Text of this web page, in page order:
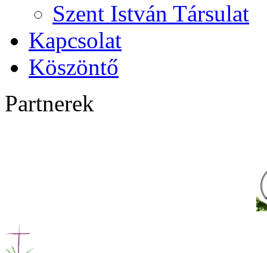
Szent István Társulat
Kapcsolat
Köszöntő
Partnerek